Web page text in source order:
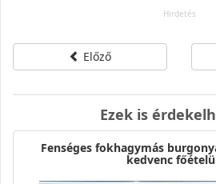
Előző
Ezek is
Fenséges fokhagymás
kedvenc